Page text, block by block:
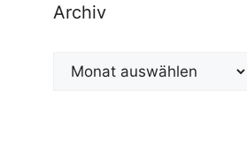
Archiv
Archiv